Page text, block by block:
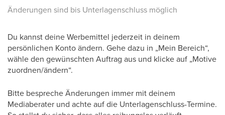
Änderungen sind bis Unterlagenschluss möglich
Du kannst deine Werbemittel jederzeit in deinem
persönlichen Konto ändern. Gehe dazu in „Mein Bereich“,
wähle den gewünschten Auftrag aus und klicke auf „Motive
zuordnen/ändern“.
Bitte bespreche Änderungen immer mit deinem
Mediaberater und achte auf die Unterlagenschluss-Termine.